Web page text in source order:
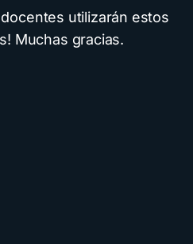
utilizarán estos
Muchas gracias.